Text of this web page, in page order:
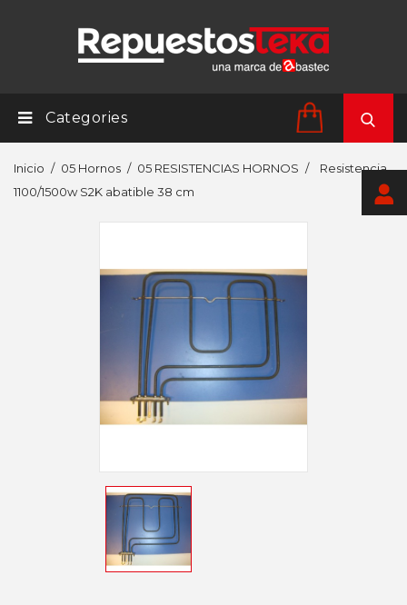
Categories
Inicio 05 Hornos 05 RESISTENCIAS HORNOS
Resistencia
1100/1500w S2K abatible 38 cm